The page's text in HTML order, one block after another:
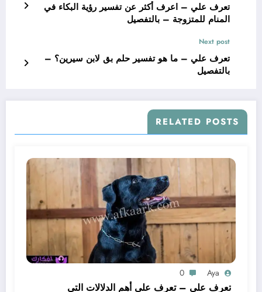
تعرف علي – اعرف أكثر عن تفسير رؤية البكاء في
المنام للمتزوجة – بالتفصيل
Next post
تعرف علي – ما هو تفسير حلم بق لابن سيرين؟ –
بالتفصيل
RELATED POSTS
Aya
0
تعرف علي – تعرف على أهم الدلالات التي